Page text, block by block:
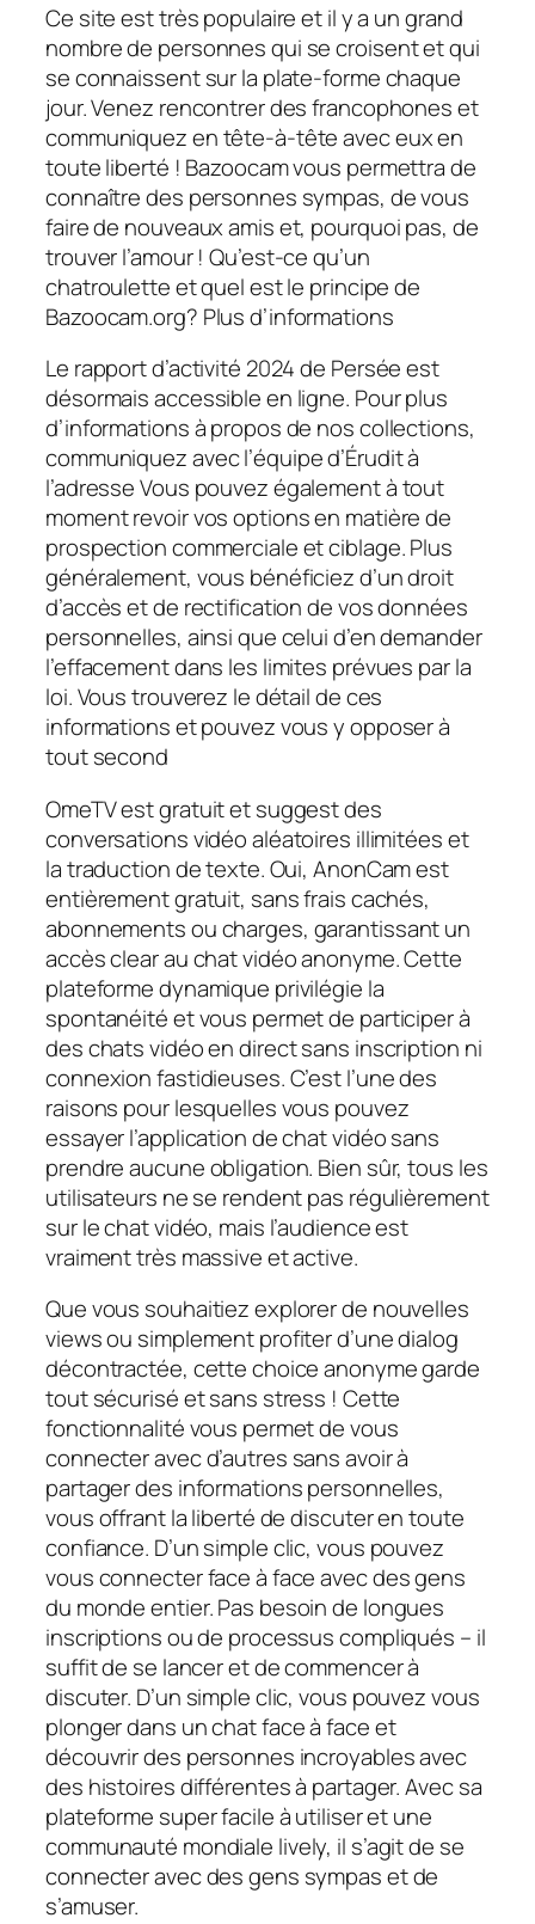
Ce site est très populaire et il y a un grand
nombre de personnes qui se croisent et qui
se connaissent sur la plate-forme chaque
jour. Venez rencontrer des francophones et
communiquez en tête-à-tête avec eux en
toute liberté ! Bazoocam vous permettra de
connaître des personnes sympas, de vous
faire de nouveaux amis et, pourquoi pas, de
trouver l’amour ! Qu’est-ce qu’un
chatroulette et quel est le principe de
Bazoocam.org? Plus d’informations
Le rapport d’activité 2024 de Persée est
désormais accessible en ligne. Pour plus
d’informations à propos de nos collections,
communiquez avec l’équipe d’Érudit à
l’adresse Vous pouvez également à tout
moment revoir vos options en matière de
prospection commerciale et ciblage. Plus
généralement, vous bénéficiez d’un droit
d’accès et de rectification de vos données
personnelles, ainsi que celui d’en demander
l’effacement dans les limites prévues par la
loi. Vous trouverez le détail de ces
informations et pouvez vous y opposer à
tout second
OmeTV est gratuit et suggest des
conversations vidéo aléatoires illimitées et
la traduction de texte. Oui, AnonCam est
entièrement gratuit, sans frais cachés,
abonnements ou charges, garantissant un
accès clear au chat vidéo anonyme. Cette
plateforme dynamique privilégie la
spontanéité et vous permet de participer à
des chats vidéo en direct sans inscription ni
connexion fastidieuses. C’est l’une des
raisons pour lesquelles vous pouvez
essayer l’application de chat vidéo sans
prendre aucune obligation. Bien sûr, tous les
utilisateurs ne se rendent pas régulièrement
sur le chat vidéo, mais l’audience est
vraiment très massive et active.
Que vous souhaitiez explorer de nouvelles
views ou simplement profiter d’une dialog
décontractée, cette choice anonyme garde
tout sécurisé et sans stress ! Cette
fonctionnalité vous permet de vous
connecter avec d’autres sans avoir à
partager des informations personnelles,
vous offrant la liberté de discuter en toute
confiance. D’un simple clic, vous pouvez
vous connecter face à face avec des gens
du monde entier. Pas besoin de longues
inscriptions ou de processus compliqués – il
suffit de se lancer et de commencer à
discuter. D’un simple clic, vous pouvez vous
plonger dans un chat face à face et
découvrir des personnes incroyables avec
des histoires différentes à partager. Avec sa
plateforme super facile à utiliser et une
communauté mondiale lively, il s’agit de se
connecter avec des gens sympas et de
s’amuser.